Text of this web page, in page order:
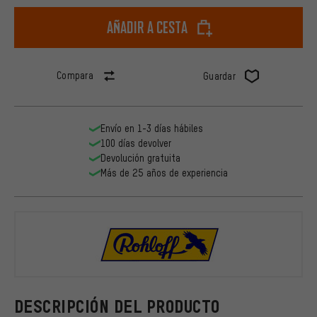
Añadir a cesta
Compara Guardar
DESCRIPCIÓN DEL PRODUCTO
Envío en 1-3 días hábiles
100 días devolver
Devolución gratuita
Más de 25 años de experiencia